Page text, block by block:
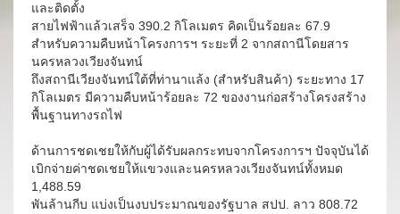
และติดตั้ง
สายไฟฟ้าแล้วเสร็จ 390.2 กิโลเมตร คิดเป็นร้อยละ 67.9
สำหรับความคืบหน้าโครงการฯ ระยะที่ 2 จากสถานีโดยสาร
นครหลวงเวียงจันทน์
ถึงสถานีเวียงจันทน์ใต้ที่ท่านาแล้ง (สำหรับสินค้า) ระยะทาง 17
กิโลเมตร มีความคืบหน้าร้อยละ 72 ของงานก่อสร้างโครงสร้าง
พื้นฐานทางรถไฟ
ด้านการชดเชยให้กับผู้ได้รับผลกระทบจากโครงการฯ ปัจจุบันได้
เบิกจ่ายค่าชดเชยให้แขวงและนครหลวงเวียงจันทน์ทั้งหมด
1,488.59
พันล้านกีบ แบ่งเป็นงบประมาณของรัฐบาล สปป. ลาว 808.72